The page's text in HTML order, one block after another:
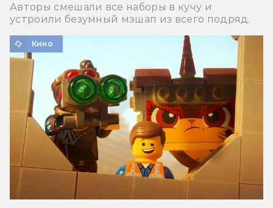
Авторы смешали все наборы в кучу и
устроили безумный мэшап из всего подряд.
Кино